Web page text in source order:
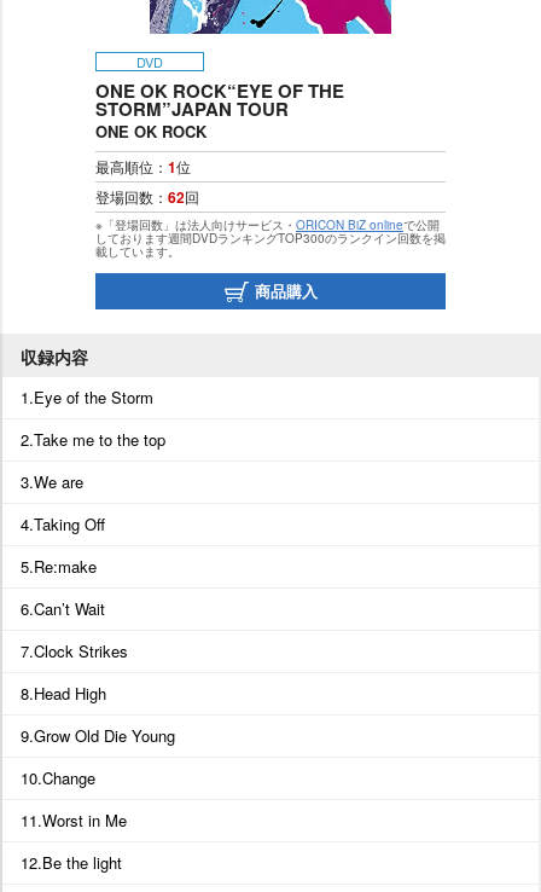
DVD
ONE OK ROCK“EYE OF THE
STORM”JAPAN TOUR
ONE OK ROCK
最高順位： 1位
登場回数： 62回
※「登場回数」は法人向けサービス・ ORICON BiZ onlineで公開
しております週間DVDランキングTOP300のランクイン回数を掲
載しています。
商品購入
収録内容
1.Eye of the Storm
2.Take me to the top
3.We are
4.Taking Off
5.Re:make
6.Can’t Wait
7.Clock Strikes
8.Head High
9.Grow Old Die Young
10.Change
11.Worst in Me
12.Be the light